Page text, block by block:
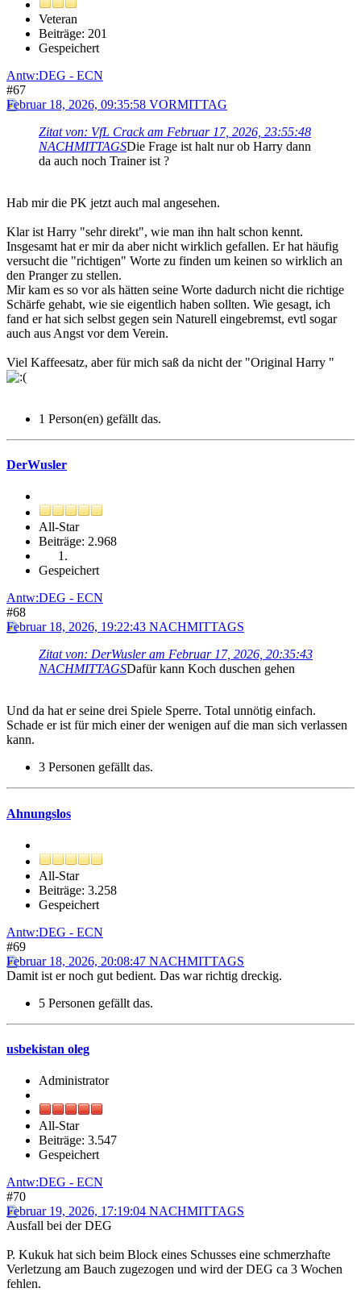
Veteran
Beiträge: 201
Gespeichert
Antw:DEG - ECN
#67
Februar 18, 2026, 09:35:58 VORMITTAG
Zitat von: VfL Crack am Februar 17, 2026, 23:55:48
NACHMITTAGSDie Frage ist halt nur ob Harry dann
da auch noch Trainer ist ?
Hab mir die PK jetzt auch mal angesehen.
Klar ist Harry "sehr direkt", wie man ihn halt schon kennt.
Insgesamt hat er mir da aber nicht wirklich gefallen. Er hat häufig
versucht die "richtigen" Worte zu finden um keinen so wirklich an
den Pranger zu stellen.
Mir kam es so vor als hätten seine Worte dadurch nicht die richtige
Schärfe gehabt, wie sie eigentlich haben sollten. Wie gesagt, ich
fand er hat sich selbst gegen sein Naturell eingebremst, evtl sogar
auch aus Angst vor dem Verein.
Viel Kaffeesatz, aber für mich saß da nicht der "Original Harry "
1 Person(en) gefällt das.
DerWusler
All-Star
Beiträge: 2.968
Gespeichert
Antw:DEG - ECN
#68
Februar 18, 2026, 19:22:43 NACHMITTAGS
Zitat von: DerWusler am Februar 17, 2026, 20:35:43
NACHMITTAGSDafür kann Koch duschen gehen
Und da hat er seine drei Spiele Sperre. Total unnötig einfach.
Schade er ist für mich einer der wenigen auf die man sich verlassen
kann.
3 Personen gefällt das.
Ahnungslos
All-Star
Beiträge: 3.258
Gespeichert
Antw:DEG - ECN
#69
Februar 18, 2026, 20:08:47 NACHMITTAGS
Damit ist er noch gut bedient. Das war richtig dreckig.
5 Personen gefällt das.
usbekistan oleg
Administrator
All-Star
Beiträge: 3.547
Gespeichert
Antw:DEG - ECN
#70
Februar 19, 2026, 17:19:04 NACHMITTAGS
Ausfall bei der DEG
P. Kukuk hat sich beim Block eines Schusses eine schmerzhafte
Verletzung am Bauch zugezogen und wird der DEG ca 3 Wochen
fehlen.